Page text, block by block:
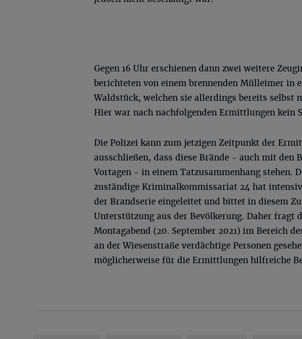
Gegen 16 Uhr erschienen dann zwei weitere
berichteten von einem brennenden Mülleimer in
Waldstück, welchen sie allerdings bereits selbst
Hier war nach nachfolgenden Ermittlungen kein
Die Polizei kann zum jetzigen Zeitpunkt der
ausschließen, dass diese Brände - auch mit den
Vortagen - in einem Tatzusammenhang stehen.
zuständige Kriminalkommissariat 24 hat
der Brandserie eingeleitet und bittet in diesem
Unterstützung aus der Bevölkerung. Daher fragt
Montagabend (20. September 2021) im Bereich
an der Wiesenstraße verdächtige Personen
möglicherweise für die Ermittlungen hilfreiche